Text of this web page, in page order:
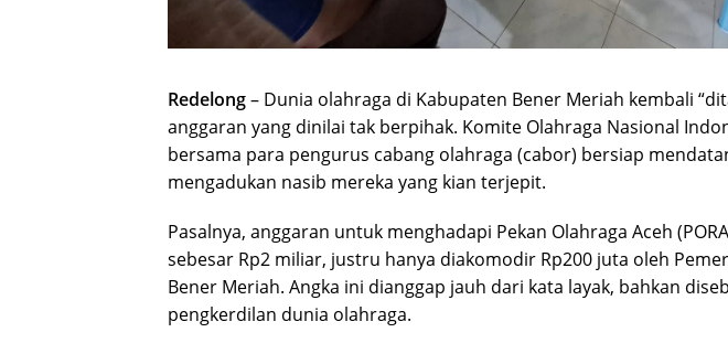
Redelong– Dunia olahraga di Kabupaten Bener Meriah kembali
anggaran yang dinilai tak berpihak. Komite Olahraga Nasional
bersama para pengurus cabang olahraga (cabor) bersiap
mengadukan nasib mereka yang kian terjepit.
Pasalnya, anggaran untuk menghadapi Pekan Olahraga Aceh
sebesar Rp2 miliar, justru hanya diakomodir Rp200 juta oleh
Bener Meriah. Angka ini dianggap jauh dari kata layak, bahkan
pengkerdilan dunia olahraga.